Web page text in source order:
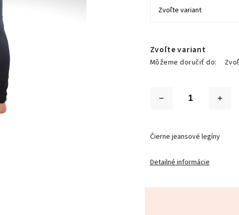
Zvoľte variant
Môžeme doručiť do:
Čierne jeansové legíny
Detailné informácie